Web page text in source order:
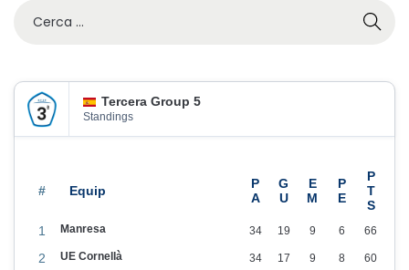
Tercera Group 5
Standings
#
1 Manresa 34 19 9 6 66
2 UE Cornellà 34 17 9 8 60